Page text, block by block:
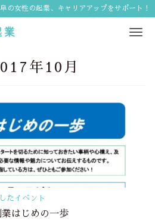
の女性の起業、キャリアアップをサポート！
年10月
たイベント
業はじめの一歩